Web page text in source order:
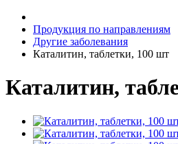
Продукция по направлениям
Другие заболевания
Каталитин, таблетки, 100 шт
Каталитин,